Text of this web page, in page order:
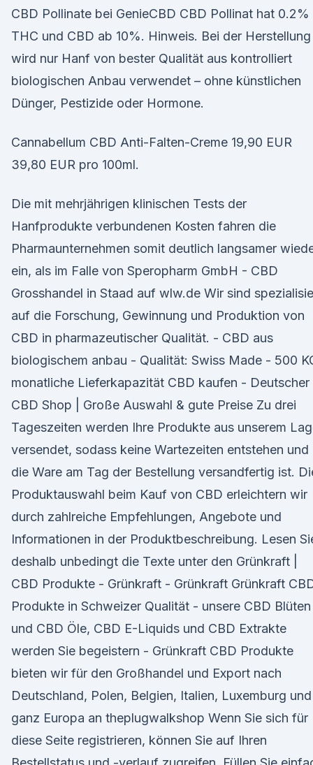
CBD Pollinate bei GenieCBD CBD Pollinat hat 0.2%
THC und CBD ab 10%. Hinweis. Bei der Herstellung
wird nur Hanf von bester Qualität aus kontrolliert
biologischen Anbau verwendet – ohne künstlichen
Dünger, Pestizide oder Hormone.
Cannabellum CBD Anti-Falten-Creme 19,90 EUR
39,80 EUR pro 100ml.
Die mit mehrjährigen klinischen Tests der
Hanfprodukte verbundenen Kosten fahren die
Pharmaunternehmen somit deutlich langsamer
ein, als im Falle von Speropharm GmbH - CBD
Grosshandel in Staad auf wlw.de Wir sind
auf die Forschung, Gewinnung und Produktion von
CBD in pharmazeutischer Qualität. - CBD aus
biologischem anbau - Qualität: Swiss Made - 500
monatliche Lieferkapazität CBD kaufen - Deutscher
CBD Shop | Große Auswahl & gute Preise Zu drei
Tageszeiten werden Ihre Produkte aus unserem
versendet, sodass keine Wartezeiten entstehen und
die Ware am Tag der Bestellung versandfertig ist.
Produktauswahl beim Kauf von CBD erleichtern wir
durch zahlreiche Empfehlungen, Angebote und
Informationen in der Produktbeschreibung. Lesen
deshalb unbedingt die Texte unter den Grünkraft |
CBD Produkte - Grünkraft - Grünkraft Grünkraft
Produkte in Schweizer Qualität - unsere CBD Blüten
und CBD Öle, CBD E-Liquids und CBD Extrakte
werden Sie begeistern - Grünkraft CBD Produkte
bieten wir für den Großhandel und Export nach
Deutschland, Polen, Belgien, Italien, Luxemburg und
ganz Europa an theplugwalkshop Wenn Sie sich für
diese Seite registrieren, können Sie auf Ihren